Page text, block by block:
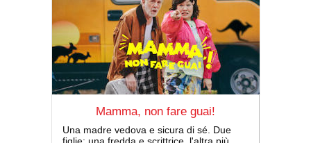
Mamma, non fare guai!
Una madre vedova e sicura di sé. Due
figlie: una fredda e scrittrice, l'altra più